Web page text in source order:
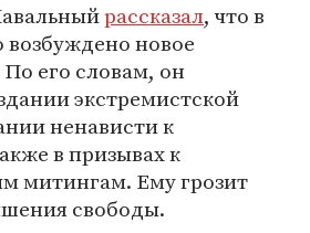
рассказал, что в
новое
его словам, он
экстремистской
ненависти к
в призывах к
митингам. Ему грозит
свободы.